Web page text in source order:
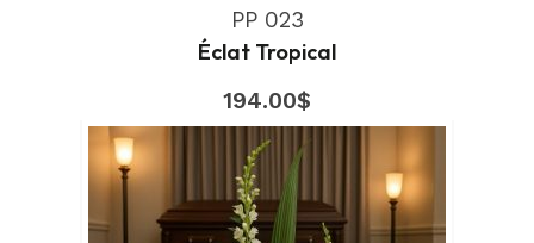
PP 023
Éclat Tropical
194.00$